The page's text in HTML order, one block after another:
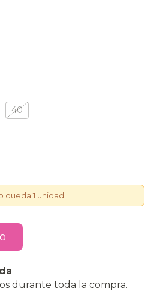
40
queda 1 unidad
durante toda la compra.